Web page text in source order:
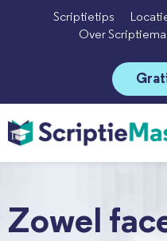
Scriptietips
Over
Zowel